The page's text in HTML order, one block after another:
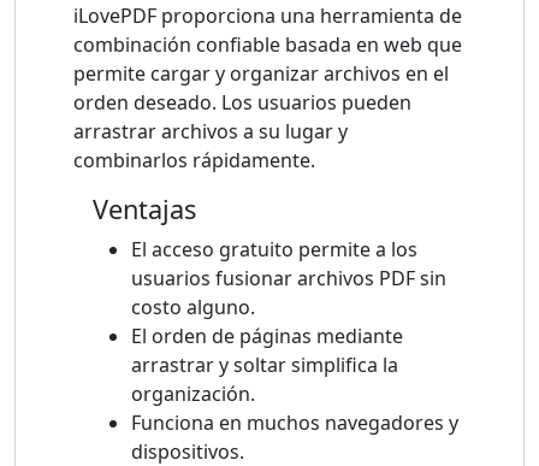
iLovePDF proporciona una herramienta de
combinación confiable basada en web que
permite cargar y organizar archivos en el
orden deseado. Los usuarios pueden
arrastrar archivos a su lugar y
combinarlos rápidamente.
Ventajas
El acceso gratuito permite a los
usuarios fusionar archivos PDF sin
costo alguno.
El orden de páginas mediante
arrastrar y soltar simplifica la
organización.
Funciona en muchos navegadores y
dispositivos.